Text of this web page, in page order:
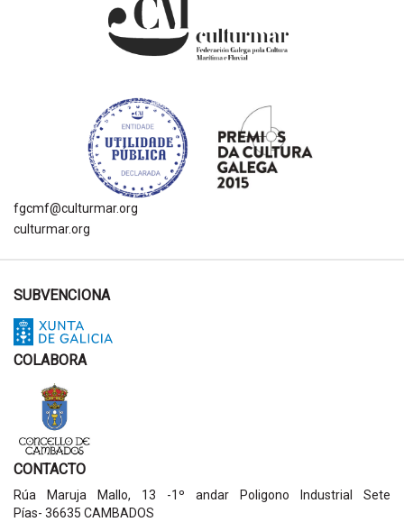
fgcmf@culturmar.org
culturmar.org
SUBVENCIONA
COLABORA
CONTACTO
Rúa Maruja Mallo, 13 -1º andar Poligono Industrial Sete
Pías- 36635 CAMBADOS